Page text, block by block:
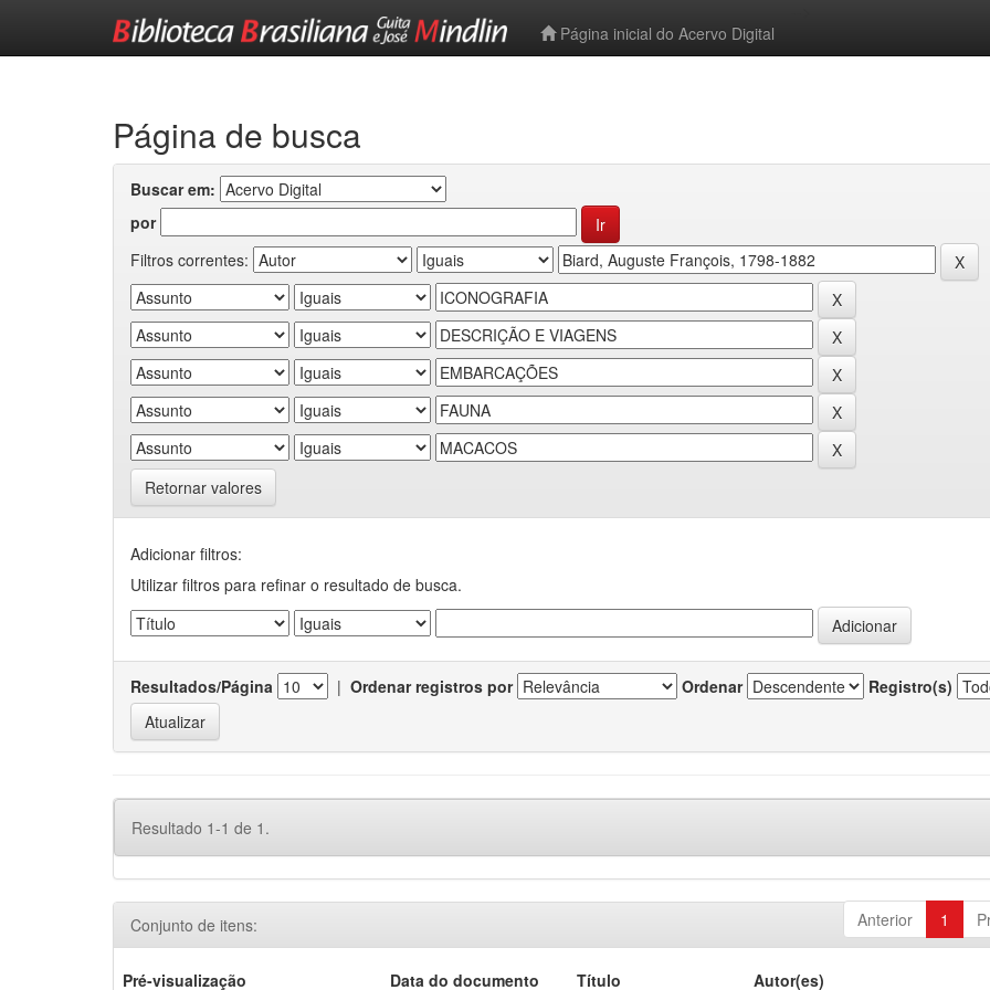
Página inicial do Acervo Digital
Página de busca
Buscar em:
por
Filtros correntes:
Retornar valores
Adicionar filtros:
Utilizar filtros para refinar o resultado de busca.
Resultados/Página | Ordenar registros por Ordenar Registro(s)
Resultado 1-1 de 1.
Anterior 1
Conjunto de itens:
Pré-visualização Data do documento Título Autor(es)